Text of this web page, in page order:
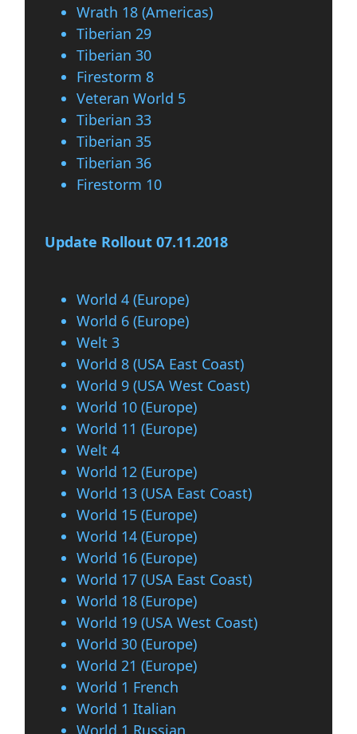
Wrath 18 (Americas)
Tiberian 29
Tiberian 30
Firestorm 8
Veteran World 5
Tiberian 33
Tiberian 35
Tiberian 36
Firestorm 10
Update Rollout 07.11.2018
World 4 (Europe)
World 6 (Europe)
Welt 3
World 8 (USA East Coast)
World 9 (USA West Coast)
World 10 (Europe)
World 11 (Europe)
Welt 4
World 12 (Europe)
World 13 (USA East Coast)
World 15 (Europe)
World 14 (Europe)
World 16 (Europe)
World 17 (USA East Coast)
World 18 (Europe)
World 19 (USA West Coast)
World 30 (Europe)
World 21 (Europe)
World 1 French
World 1 Italian
World 1 Russian